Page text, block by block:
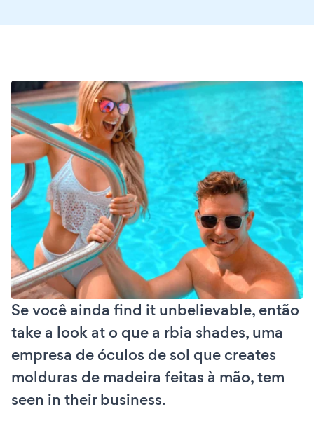
Se você ainda find it unbelievable, então
take a look at o que a rbia shades, uma
empresa de óculos de sol que creates
molduras de madeira feitas à mão, tem
seen in their business.